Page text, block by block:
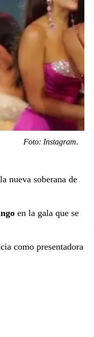
Foto: Instagram.
nueva soberana de
en la gala que se
como presentadora